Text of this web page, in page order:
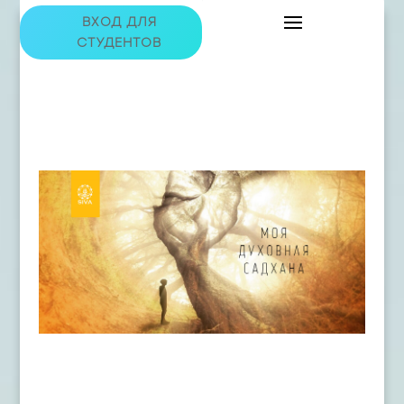
ВХОД ДЛЯ
СТУДЕНТОВ